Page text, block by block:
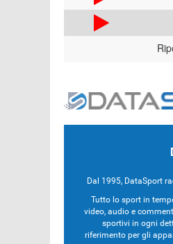
Dal 1995, DataSport
Tutto lo sport in
video, audio e
sportivi in ogni
riferimento per gli